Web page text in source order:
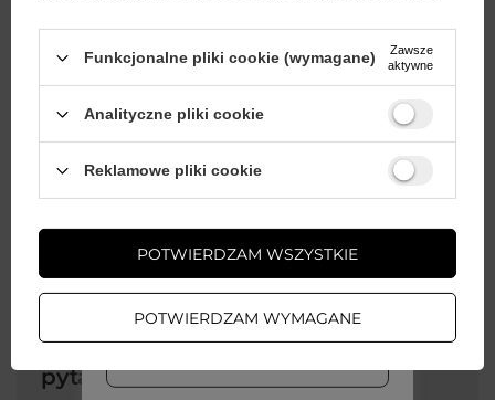
Rodzaj złącza RJ45 (męski)
BC ŁB
pytania?
Wystarczy założyć konto
odblokować zniżki na kolejne
ZAŁÓŻ KONTO
Funkcjonalne pliki cookie (wymagane)
Zawsze
aktywne
Analityczne pliki cookie
Reklamowe pliki cookie
POTWIERDZAM WYMAGANE
POTWIERDZAM WSZYSTKIE